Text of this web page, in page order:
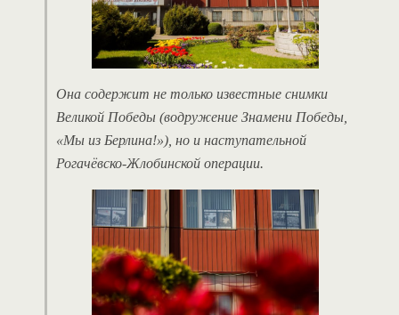
Она содержит не только известные снимки
Великой Победы (водружение Знамени Победы,
«Мы из Берлина!»), но и наступательной
Рогачёвско-Жлобинской операции.